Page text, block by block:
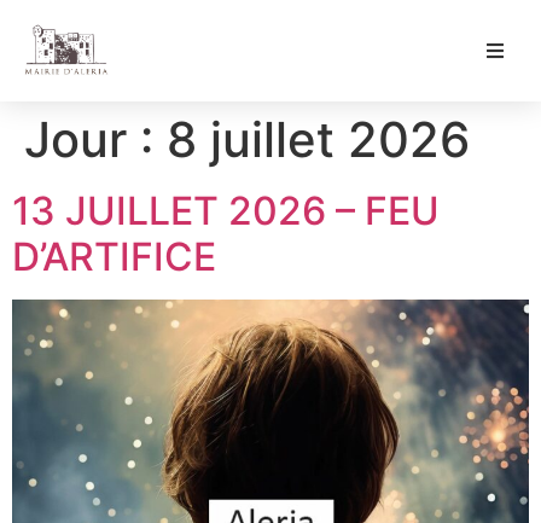
Jour : 8 juillet 2026
13 JUILLET 2026 – FEU
D’ARTIFICE